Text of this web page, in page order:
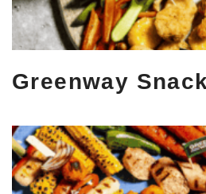
Greenway